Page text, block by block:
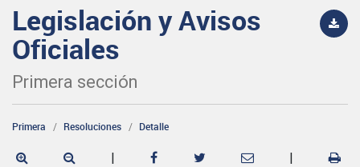
Legislación y Avisos
Oficiales
Primera sección
Primera Resoluciones Detalle
| |